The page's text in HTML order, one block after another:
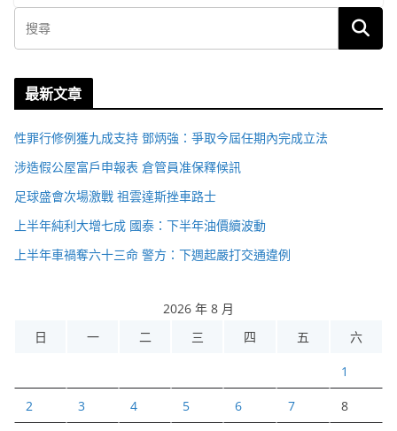
最新文章
性罪行修例獲九成支持 鄧炳強：爭取今屆任期內完成立法
涉造假公屋富戶申報表 倉管員准保釋候訊
足球盛會次場激戰 祖雲達斯挫車路士
上半年純利大增七成 國泰：下半年油價續波動
上半年車禍奪六十三命 警方：下週起嚴打交通違例
2026 年 8 月
日
一 二 三 四 五 六
1
2 3 4 5 6 7 8